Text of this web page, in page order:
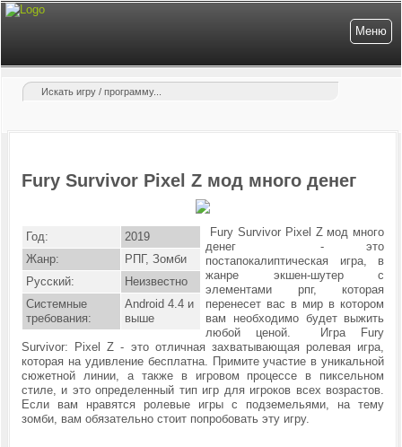
Меню
Fury Survivor Pixel Z мод много денег
Год:
2019
Жанр:
РПГ, Зомби
Русский:
Неизвестно
Системные
требования:
Android 4.4 и
выше
Fury Survivor Pixel Z мод много
денег - это
постапокалиптическая игра, в
жанре экшен-шутер с
элементами рпг, которая
перенесет вас в мир в котором
вам необходимо будет выжить
любой ценой.
Игра Fury
Survivor: Pixel Z - это отличная захватывающаяролевая игра,
которая на удивление бесплатна. Примите участие в уникальной
сюжетной линии, а также в игровом процессе в пиксельном
стиле, и это определенный тип игр для игроков всех возрастов.
Если вам нравятся ролевые игры с подземельями, на тему
зомби, вам обязательно стоит попробовать эту игру.